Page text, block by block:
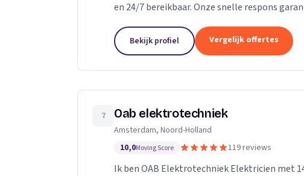
en 24/7 bereikbaar. Onze snelle respons
Bekijk profiel Vergelijk offertes
7 Oab elektrotechniek
Amsterdam, Noord-Holland
10,0Moving Score 119 reviews
Ik ben OAB Elektrotechniek Elektricien met